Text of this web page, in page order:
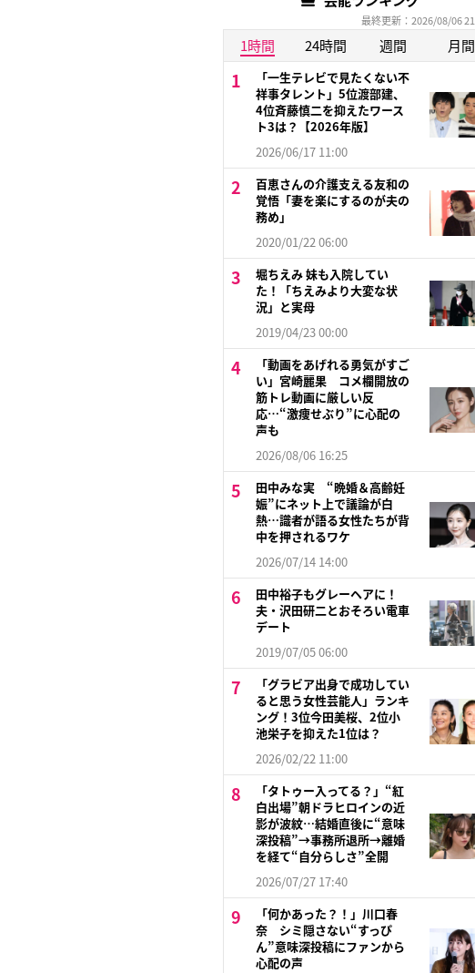
最終更新：2026/08/06
1時間 24時間 週間 月間
「一生テレビで見たくない不
祥事タレント」5位渡部建、
4位斉藤慎二を抑えたワース
ト3は？【2026年版】
2026/06/17 11:00
百恵さんの介護支える友和の
覚悟「妻を楽にするのが夫の
務め」
2020/01/22 06:00
堀ちえみ 妹も入院してい
た！「ちえみより大変な状
況」と実母
2019/04/23 00:00
「動画をあげれる勇気がすご
い」宮崎麗果 コメ欄開放の
筋トレ動画に厳しい反
応…“激痩せぶり”に心配の
声も
2026/08/06 16:25
田中みな実 “晩婚＆高齢妊
娠”にネット上で議論が白
熱…識者が語る女性たちが背
中を押されるワケ
2026/07/14 14:00
田中裕子もグレーヘアに！
夫・沢田研二とおそろい電車
デート
2019/07/05 06:00
「グラビア出身で成功してい
ると思う女性芸能人」ランキ
ング！3位今田美桜、2位小
池栄子を抑えた1位は？
2026/02/22 11:00
「タトゥー入ってる？」“紅
白出場”朝ドラヒロインの近
影が波紋…結婚直後に“意味
深投稿”→事務所退所→離婚
を経て“自分らしさ”全開
2026/07/27 17:40
「何かあった？！」川口春
奈 シミ隠さない“すっぴ
ん”意味深投稿にファンから
心配の声